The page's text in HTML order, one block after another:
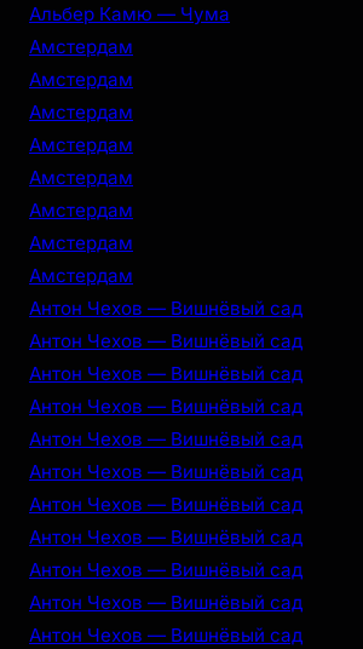
Альбер Камю — Чума
Амстердам
Амстердам
Амстердам
Амстердам
Амстердам
Амстердам
Амстердам
Амстердам
Антон Чехов — Вишнёвый сад
Антон Чехов — Вишнёвый сад
Антон Чехов — Вишнёвый сад
Антон Чехов — Вишнёвый сад
Антон Чехов — Вишнёвый сад
Антон Чехов — Вишнёвый сад
Антон Чехов — Вишнёвый сад
Антон Чехов — Вишнёвый сад
Антон Чехов — Вишнёвый сад
Антон Чехов — Вишнёвый сад
Антон Чехов — Вишнёвый сад